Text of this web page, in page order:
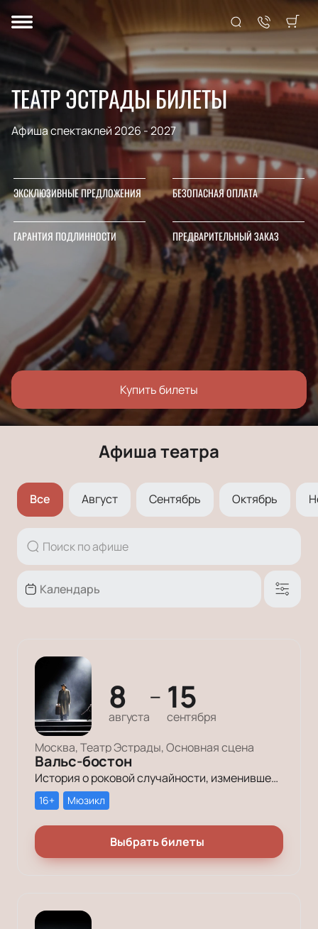
ТЕАТР ЭСТРАДЫ БИЛЕТЫ
Афиша спектаклей 2026 - 2027
ЭКСКЛЮЗИВНЫЕ ПРЕДЛОЖЕНИЯ БЕЗОПАСНАЯ ОПЛАТА
ГАРАНТИЯ ПОДЛИННОСТИ ПРЕДВАРИТЕЛЬНЫЙ ЗАКАЗ
Купить билеты
Афиша театра
Все Август Сентябрь Октябрь
8
августа
— 15
сентября
Москва, Театр Эстрады, Основная сцена
Вальс-бостон
История о роковой случайности, изменившей жизнь, о любви, пронесенной через годы испытаний, и о прошлом, которое нельзя стереть, но можно переосмыслить.
16+ Мюзикл
Выбрать билеты